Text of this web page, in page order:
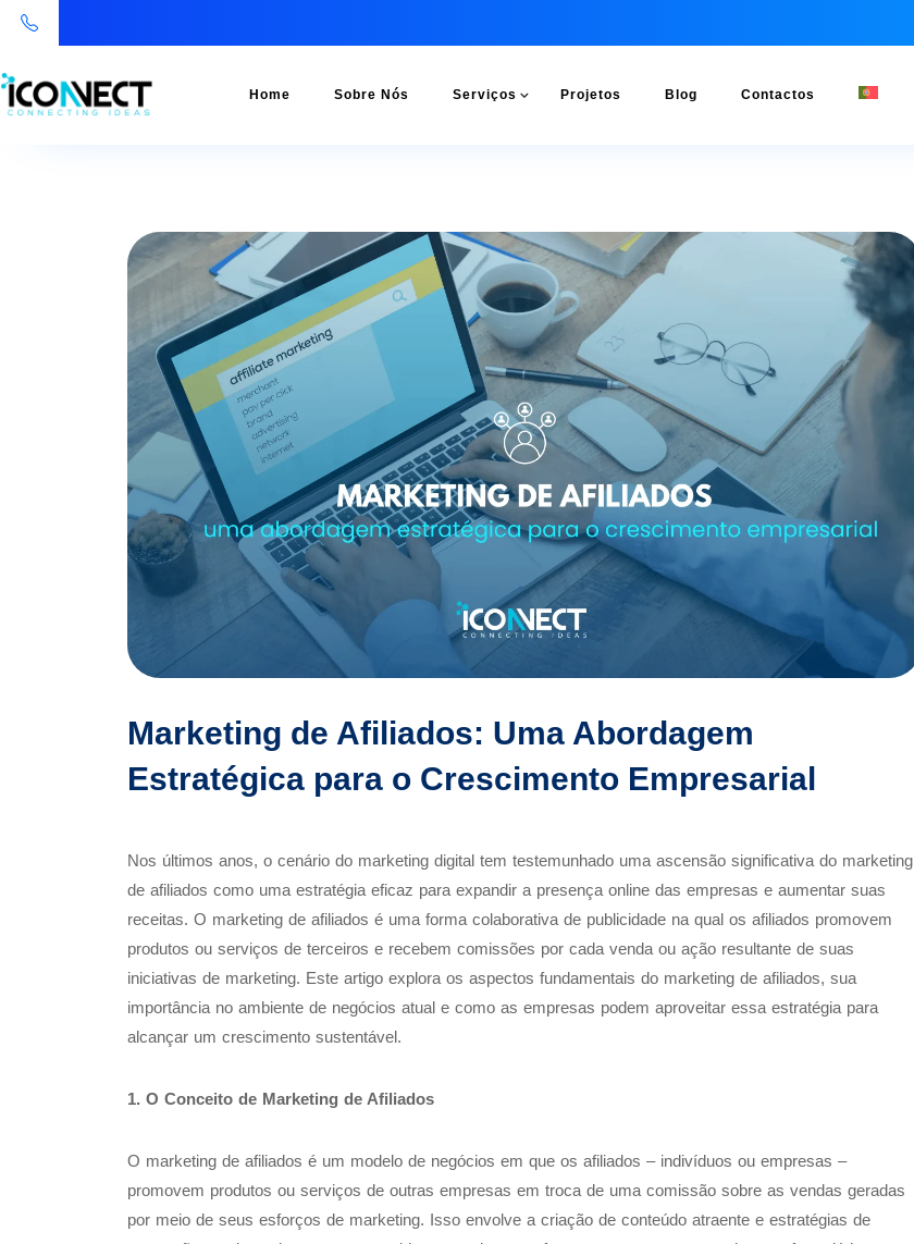
Home Sobre Nós Serviços Projetos Blog Contactos
Marketing de Afiliados: Uma Abordagem
Estratégica para o Crescimento Empresarial
Nos últimos anos, o cenário do marketing digital tem testemunhado uma ascensão significativa do marketing
de afiliados como uma estratégia eficaz para expandir a presença online das empresas e aumentar suas
receitas. O marketing de afiliados é uma forma colaborativa de publicidade na qual os afiliados promovem
produtos ou serviços de terceiros e recebem comissões por cada venda ou ação resultante de suas
iniciativas de marketing. Este artigo explora os aspectos fundamentais do marketing de afiliados, sua
importância no ambiente de negócios atual e como as empresas podem aproveitar essa estratégia para
alcançar um crescimento sustentável.
1. O Conceito de Marketing de Afiliados
O marketing de afiliados é um modelo de negócios em que os afiliados – indivíduos ou empresas –
promovem produtos ou serviços de outras empresas em troca de uma comissão sobre as vendas geradas
por meio de seus esforços de marketing. Isso envolve a criação de conteúdo atraente e estratégias de